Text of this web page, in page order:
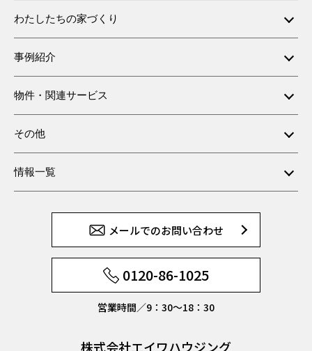
わたしたちの家づくり
事例紹介
物件・関連サービス
その他
情報一覧
メールでのお問い合わせ
0120-86-1025
営業時間／9：30〜18：30
株式会社エイワハウジング